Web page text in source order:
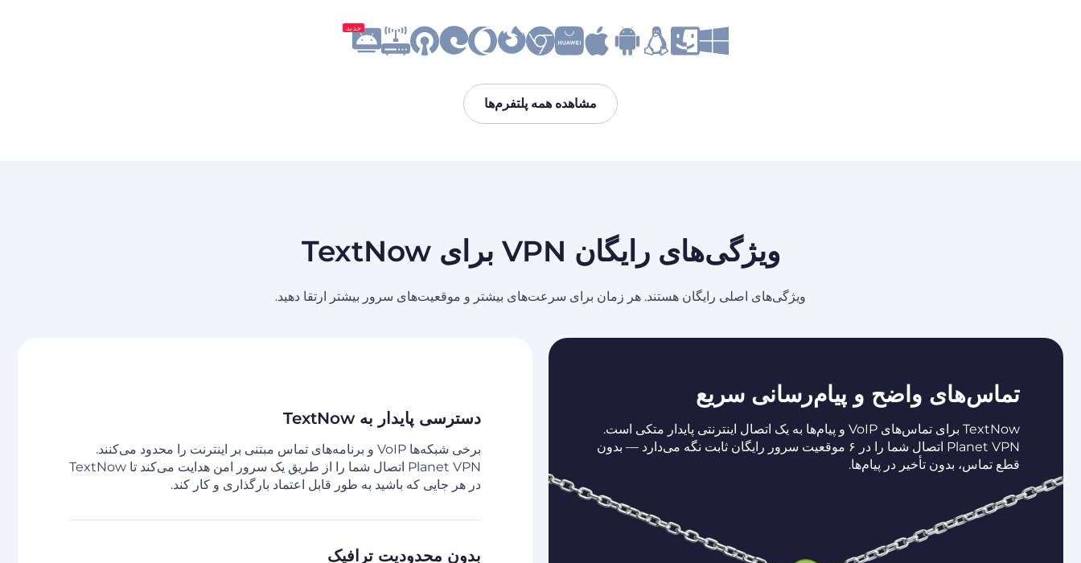
جدید
مشاهده همه پلتفرم‌ها
ویژگی‌های رایگان VPN برای TextNow
ویژگی‌های اصلی رایگان هستند. هر زمان برای سرعت‌های بیشتر و موقعیت‌های سرور بیشتر ارتقا دهید.
تماس‌های واضح و پیام‌رسانی سریع
TextNow برای تماس‌های VoIP و پیام‌ها به یک اتصال اینترنتی پایدار متکی است.
Planet VPN اتصال شما را در ۶ موقعیت سرور رایگان ثابت نگه می‌دارد — بدون
قطع تماس، بدون تأخیر در پیام‌ها.
دسترسی پایدار به TextNow
برخی شبکه‌ها VoIP و برنامه‌های تماس مبتنی بر اینترنت را محدود می‌کنند.
Planet VPN اتصال شما را از طریق یک سرور امن هدایت می‌کند تا TextNow
در هر جایی که باشید به طور قابل اعتماد بارگذاری و کار کند.
بدون محدودیت ترافیک